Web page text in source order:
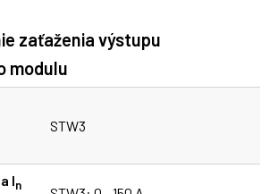
zaťaženia výstupu
modulu
STW3
In